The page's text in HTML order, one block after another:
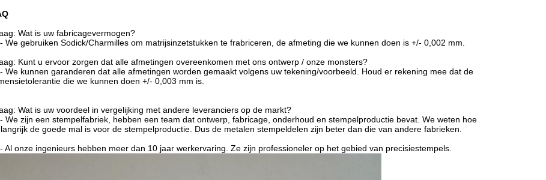
Wat is uw fabricagevermogen?
We gebruiken Sodick/Charmilles om matrijsinzetstukken te frabriceren, de afmeting die we kunnen doen is +/- 0,002 mm.
Kunt u ervoor zorgen dat alle afmetingen overeenkomen met ons ontwerp / onze monsters?
We kunnen garanderen dat alle afmetingen worden gemaakt volgens uw tekening/voorbeeld. Houd er rekening mee dat de
die we kunnen doen +/- 0,003 mm is.
Wat is uw voordeel in vergelijking met andere leveranciers op de markt?
We zijn een stempelfabriek, hebben een team dat ontwerp, fabricage, onderhoud en stempelproductie bevat. We weten hoe
de goede mal is voor de stempelproductie. Dus de metalen stempeldelen zijn beter dan die van andere fabrieken.
Al onze ingenieurs hebben meer dan 10 jaar werkervaring. Ze zijn professioneler op het gebied van precisiestempels.